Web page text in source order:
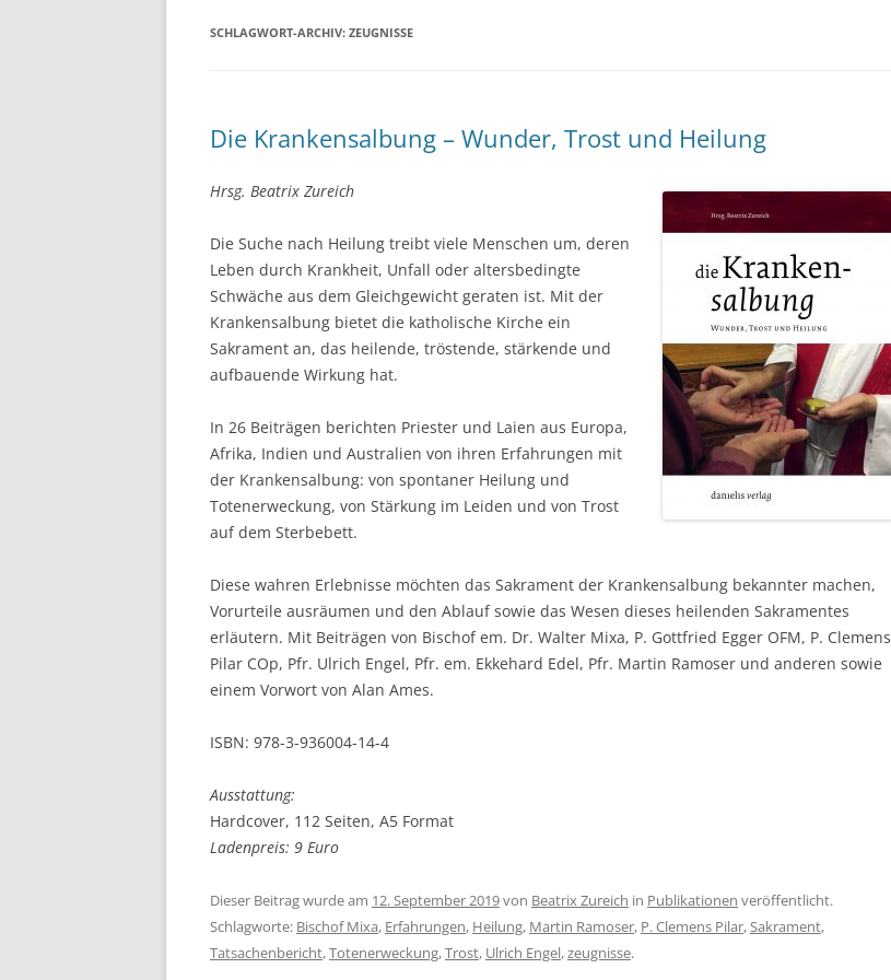
SCHLAGWORT-ARCHIV: ZEUGNISSE
Die Krankensalbung – Wunder, Trost und Heilung
Hrsg. Beatrix Zureich
Die Suche nach Heilung treibt viele Menschen um, deren
Leben durch Krankheit, Unfall oder altersbedingte
Schwäche aus dem Gleichgewicht geraten ist. Mit der
Krankensalbung bietet die katholische Kirche ein
Sakrament an, das heilende, tröstende, stärkende und
aufbauende Wirkung hat.
In 26 Beiträgen berichten Priester und Laien aus Europa,
Afrika, Indien und Australien von ihren Erfahrungen mit
der Krankensalbung: von spontaner Heilung und
Totenerweckung, von Stärkung im Leiden und von Trost
auf dem Sterbebett.
Diese wahren Erlebnisse möchten das Sakrament der Krankensalbung bekannter machen,
Vorurteile ausräumen und den Ablauf sowie das Wesen dieses heilenden Sakramentes
erläutern. Mit Beiträgen von Bischof em. Dr. Walter Mixa, P. Gottfried Egger OFM, P. Clemens
Pilar COp, Pfr. Ulrich Engel, Pfr. em. Ekkehard Edel, Pfr. Martin Ramoser und anderen sowie
einem Vorwort von Alan Ames.
ISBN: 978-3-936004-14-4
Ausstattung:
Hardcover, 112 Seiten, A5 Format
Ladenpreis: 9 Euro
Dieser Beitrag wurde am 12. September 2019von Beatrix Zureich in Publikationen veröffentlicht.
Schlagworte: Bischof Mixa, Erfahrungen, Heilung, Martin Ramoser, P. Clemens Pilar,Sakrament,
Tatsachenbericht,Totenerweckung,Trost, Ulrich Engel,zeugnisse.